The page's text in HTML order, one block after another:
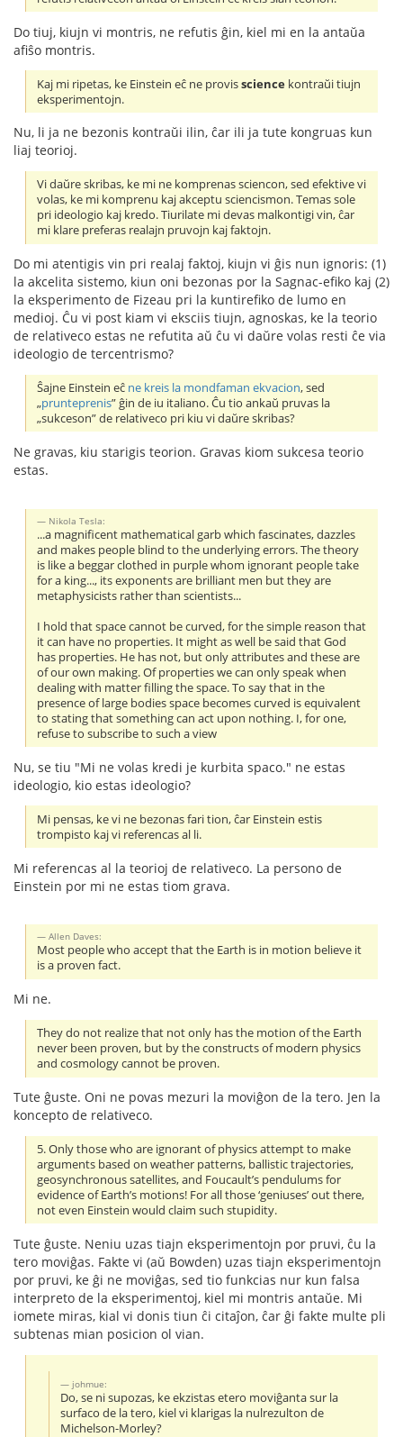
Do tiuj, kiujn vi montris, ne refutis ĝin, kiel mi en la antaŭa
afiŝo montris.
Kaj mi ripetas, ke Einstein eĉ ne provisscience kontraŭi tiujn
eksperimentojn.
Nu, li ja ne bezonis kontraŭi ilin, ĉar ili ja tute kongruas kun
liaj teorioj.
Vi daŭre skribas, ke mi ne komprenas sciencon, sed efektive vi
volas, ke mi komprenu kaj akceptu sciencismon. Temas sole
pri ideologio kaj kredo. Tiurilate mi devas malkontigi vin, ĉar
mi klare preferas realajn pruvojn kaj faktojn.
Do mi atentigis vin pri realaj faktoj, kiujn vi ĝis nun ignoris: (1)
la akcelita sistemo, kiun oni bezonas por la Sagnac-efiko kaj (2)
la eksperimento de Fizeau pri la kuntirefiko de lumo en
medioj. Ĉu vi post kiam vi eksciis tiujn, agnoskas, ke la teorio
de relativeco estas ne refutita aŭ ĉu vi daŭre volas resti ĉe via
ideologio de tercentrismo?
Ŝajne Einstein eĉ ne kreis la mondfaman ekvacion, sed
„prunteprenis” ĝin de iu italiano. Ĉu tio ankaŭ pruvas la
„sukceson” de relativeco pri kiu vi daŭre skribas?
Ne gravas, kiu starigis teorion. Gravas kiom sukcesa teorio
estas.
Nikola Tesla:
...a magnificent mathematical garb which fascinates, dazzles
and makes people blind to the underlying errors. The theory
is like a beggar clothed in purple whom ignorant people take
for a king..., its exponents are brilliant men but they are
metaphysicists rather than scientists...
I hold that space cannot be curved, for the simple reason that
it can have no properties. It might as well be said that God
has properties. He has not, but only attributes and these are
of our own making. Of properties we can only speak when
dealing with matter filling the space. To say that in the
presence of large bodies space becomes curved is equivalent
to stating that something can act upon nothing. I, for one,
refuse to subscribe to such a view
Nu, se tiu "Mi ne volas kredi je kurbita spaco." ne estas
ideologio, kio estas ideologio?
Mi pensas, ke vi ne bezonas fari tion, ĉar Einstein estis
trompisto kaj vi referencas al li.
Mi referencas al la teorioj de relativeco. La persono de
Einstein por mi ne estas tiom grava.
Allen Daves:
Most people who accept that the Earth is in motion believe it
is a proven fact.
Mi ne.
They do not realize that not only has the motion of the Earth
never been proven, but by the constructs of modern physics
and cosmology cannot be proven.
Tute ĝuste. Oni ne povas mezuri la moviĝon de la tero. Jen la
koncepto de relativeco.
5. Only those who are ignorant of physics attempt to make
arguments based on weather patterns, ballistic trajectories,
geosynchronous satellites, and Foucault’s pendulums for
evidence of Earth’s motions! For all those ‘geniuses’ out there,
not even Einstein would claim such stupidity.
Tute ĝuste. Neniu uzas tiajn eksperimentojn por pruvi, ĉu la
tero moviĝas. Fakte vi (aŭ Bowden) uzas tiajn eksperimentojn
por pruvi, ke ĝi ne moviĝas, sed tio funkcias nur kun falsa
interpreto de la eksperimentoj, kiel mi montris antaŭe. Mi
iomete miras, kial vi donis tiun ĉi citaĵon, ĉar ĝi fakte multe pli
subtenas mian posicion ol vian.
johmue:
Do, se ni supozas, ke ekzistas etero moviĝanta sur la
surfaco de la tero, kiel vi klarigas la nulrezulton de
Michelson-Morley?